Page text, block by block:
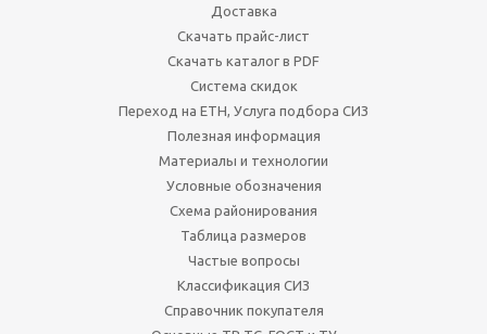
Доставка
Скачать прайс-лист
Скачать каталог в PDF
Система скидок
Переход на ЕТН, Услуга подбора СИЗ
Полезная информация
Материалы и технологии
Условные обозначения
Схема районирования
Таблица размеров
Частые вопросы
Классификация СИЗ
Справочник покупателя